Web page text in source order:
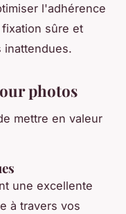
l'adhérence
sûre et
inattendues.
photos
mettre en valeur
une excellente
à travers vos